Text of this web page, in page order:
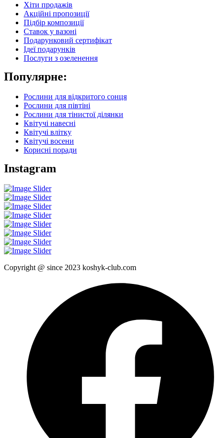
Хіти продажів
Акційні пропозиції
Підбір композиції
Ставок у вазоні
Подарунковий сертифікат
Ідеї подарунків
Послуги з озеленення
Популярне:
Рослини для відкритого сонця
Рослини для півтіні
Рослини для тінистої ділянки
Квітучі навесні
Квітучі влітку
Квітучі восени
Корисні поради
Instagram
Copyright @ since 2023 koshyk-club.com